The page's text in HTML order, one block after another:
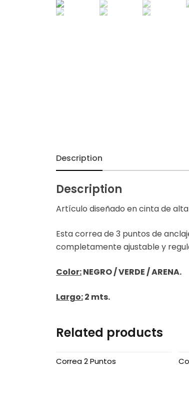
Mochilas
Morrales
Musleras
Polímero Nivel 2
Trabajos Especiales
Description
Description
Artículo diseñado en cinta de
Esta correa de 3 puntos de
completamente ajustable y
Color:NEGRO / VERDE / ARENA.
Largo:2 mts.
Related products
Correa 2 Puntos